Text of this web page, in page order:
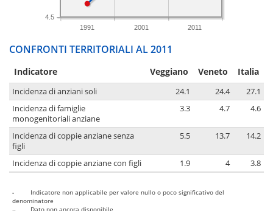
1991 2001 2011
4.5
CONFRONTI TERRITORIALI AL 2011
Indicatore Veggiano Veneto Italia
Incidenza di anziani soli 24.1 24.4
27.1
Incidenza di famiglie
monogenitoriali anziane
3.3 4.7 4.6
Incidenza di coppie anziane senza
figli
5.5 13.7 14.2
Incidenza di coppie anziane con figli 1.9 4 3.8
-
Indicatore non applicabile per valore nullo o poco significativo del
denominatore